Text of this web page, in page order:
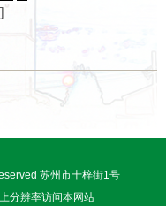
苏州市十梓街1号
分辨率访问本网站